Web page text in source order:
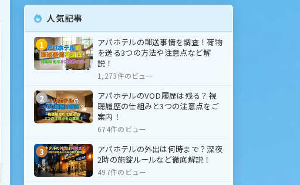
人気記事
1
アパホテルの郵送事情を調査！荷物
を送る3つの方法や注意点など解
説！
1,273件のビュー
2
アパホテルのVOD履歴は残る？視
聴履歴の仕組みと3つの注意点をご
案内！
674件のビュー
3
アパホテルの外出は何時まで？深夜
2時の施錠ルールなど徹底解説！
497件のビュー